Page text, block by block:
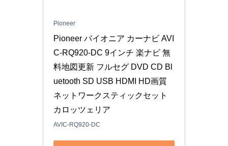
Pioneer
Pioneer パイオニア カーナビ AVI
C-RQ920-DC 9インチ 楽ナビ 無
料地図更新 フルセグ DVD CD Bl
uetooth SD USB HDMI HD画質
ネットワークスティックセット
カロッツェリア
AVIC-RQ920-DC